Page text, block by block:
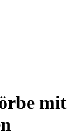
mit